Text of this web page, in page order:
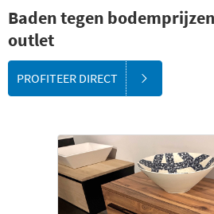
Baden tegen
outlet
PROFITEER DIRECT